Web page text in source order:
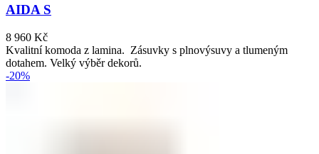
AIDA S
8 960 Kč
Kvalitní komoda z lamina. Zásuvky s plnovýsuvy a tlumeným
dotahem. Velký výběr dekorů.
-20%